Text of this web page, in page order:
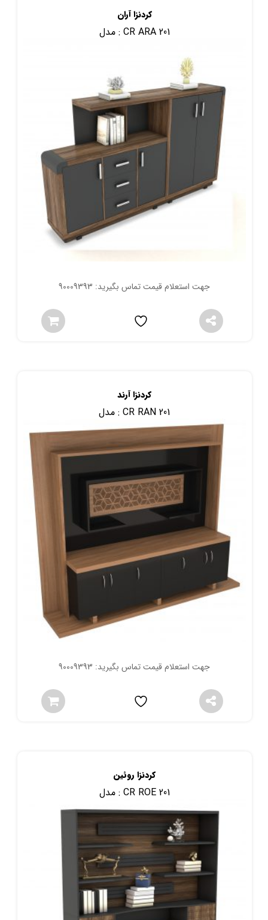
کردنزا آران
مدل : CR ARA 201
جهت استعلام قیمت تماس بگیرید: 90009393
کردنزا آرند
مدل :CR RAN 201
جهت استعلام قیمت تماس بگیرید: 90009393
کردنزا روئین
مدل : CR ROE 201